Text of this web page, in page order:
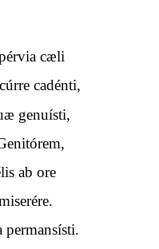
cæli
cadénti,
genuísti,
ab ore